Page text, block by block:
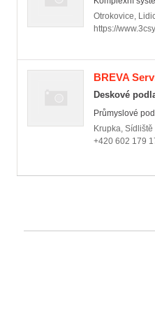
Otrokovice,
https://
BREVA
Deskové
Průmyslové
Krupka, Sídliště
+420 602 179